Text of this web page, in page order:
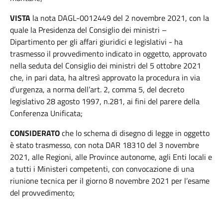
VISTA la nota DAGL-0012449 del 2 novembre 2021, con la
quale la Presidenza del Consiglio dei ministri –
Dipartimento per gli affari giuridici e legislativi - ha
trasmesso il provvedimento indicato in oggetto, approvato
nella seduta del Consiglio dei ministri del 5 ottobre 2021
che, in pari data, ha altresì approvato la procedura in via
d’urgenza, a norma dell’art. 2, comma 5, del decreto
legislativo 28 agosto 1997, n.281, ai fini del parere della
Conferenza Unificata;
CONSIDERATOche lo schema di disegno di legge in oggetto
è stato trasmesso, con nota DAR 18310 del 3 novembre
2021, alle Regioni, alle Province autonome, agli Enti locali e
a tutti i Ministeri competenti, con convocazione di una
riunione tecnica per il giorno 8 novembre 2021 per l’esame
del provvedimento;